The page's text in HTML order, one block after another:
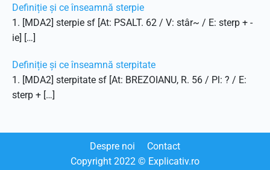
Definiție și ce înseamnă sterpie
1. [MDA2] sterpie sf [At: PSALT. 62 / V: stâr~ / E: sterp + -
ie] […]
Definiție și ce înseamnă sterpitate
1. [MDA2] sterpitate sf [At: BREZOIANU, R. 56 / Pl: ? / E:
sterp + […]
Despre noi
Contact
Copyright 2022 © Explicativ.ro